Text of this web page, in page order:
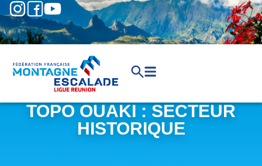
TOPO OUAKI : SECTEUR
HISTORIQUE